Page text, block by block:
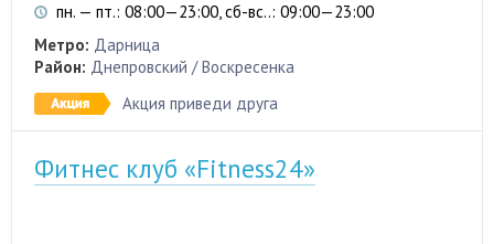
пн. — пт.: 08:00—23:00, сб-вс..: 09:00—23:00
Метро: Дарница
Район: Днепровский / Воскресенка
Акция приведи друга
Фитнес клуб «Fitness24»